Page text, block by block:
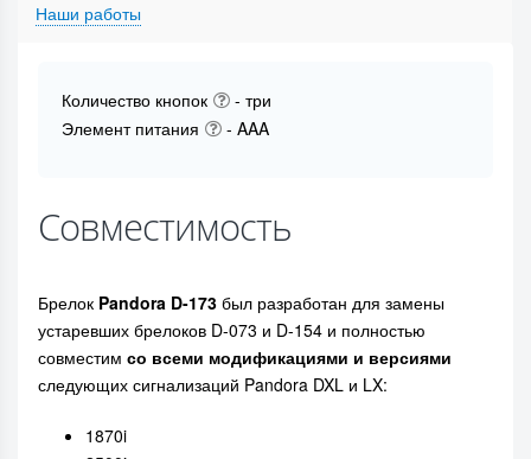
Наши работы
Количество кнопок
- три
Элемент питания
- AAA
Совместимость
Брелок Pandora D-173 был разработан для замены
устаревших брелоков D-073 и D-154 и полностью
совместим со всеми модификациями и версиями
следующих сигнализаций Pandora DXL и LX:
1870i